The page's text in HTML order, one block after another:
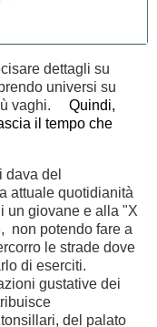
dettagli su
universi su
vaghi.
Quindi,
il tempo che
dava del
attuale quotidianità
un giovane e alla "X
non potendo fare a
le strade dove
di eserciti.
gustative dei
del palato